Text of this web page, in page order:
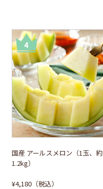
国産 アールスメロン（1玉、約
1.2kg）
¥4,180（税込）